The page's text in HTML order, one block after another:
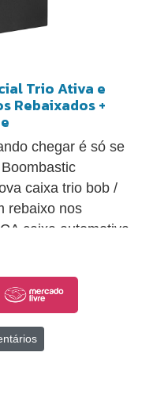
Trio Ativa e
Rebaixados +
chegar é só se
caixa trio bob /
rebaixo nos
caixa automotiva
Junto a isso
com materiais de
equipamentos do
na fabricação
com equipamentos